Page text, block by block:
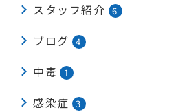
スタッフ紹介 6
ブログ 4
中毒 1
感染症 3